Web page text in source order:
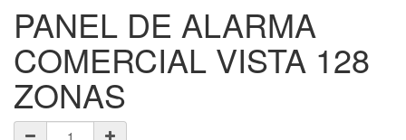
PANEL DE ALARMA
COMERCIAL VISTA 128
ZONAS